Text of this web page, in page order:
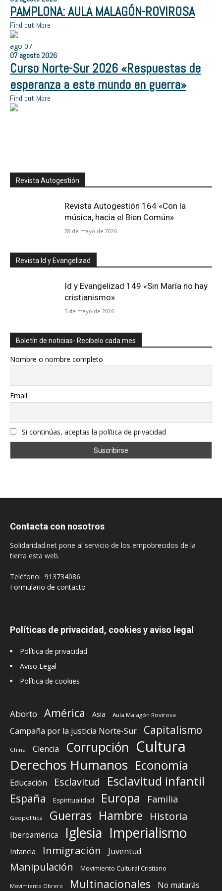
PAMPLONA: AULA MALAGÓN-ROVIROSA
Find out More
ago 07
07 agosto 2026
Curso Norte-Sur 2026 «Respuestas de
esperanza a este mundo en guerra»
Find out More
Revista Autogestión
Revista Autogestión 164 «Con la
música, hacia el Bien Común»
28 de mayo de 2026
Revista Id y Evangelizad
Id y Evangelizad 149 «Sin María no hay
cristianismo»
5 de mayo de 2026
Boletín de noticias- Recíbelo cada mes
Nombre o nombre completo
Email
Si continúas, aceptas la política de privacidad
Contacta con nosotros
Solidaridad.net pone al servicio de los empobrecidos de la
tierra esta web.
Teléfono: 913734086
Formulario de contacto
Políticas de privacidad, cookies y aviso legal
Política de privacidad
Aviso Legal
Política de cookies
Aborto América Asia Aula Malagón Rovirosa
Campaña por la justicia Norte-Sur Capitalismo
China Ciencia Corrupción Cultura
Derechos Humanos Economía
Educación Esclavitud Esclavitud infantil
España Espiritualidad Europa Familia
Geopolítica Guerras Hambre Historia
Iberoamérica Iglesia Imperialismo
Infancia Inmigración Juventud
Manipulación Movimiento Cultural Cristiano
Movimiento Obrero Multinacionales No matarás